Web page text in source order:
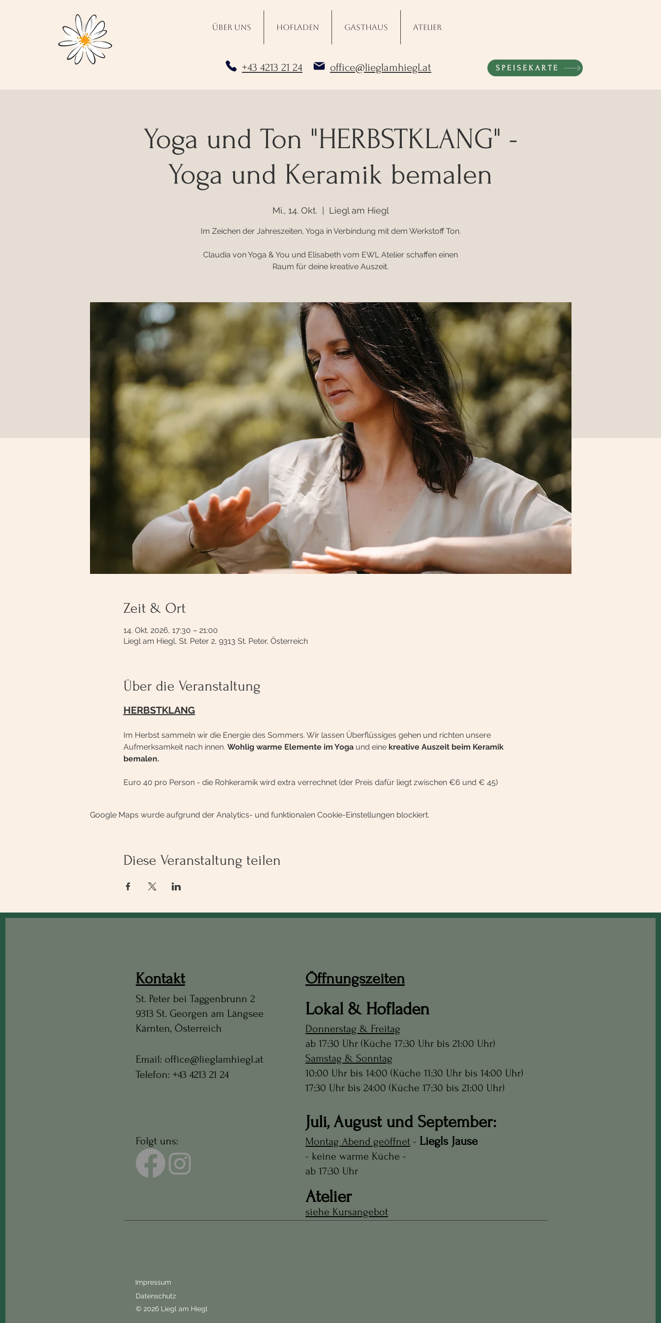
Über uns Hofladen Gasthaus Atelier
+43 4213 21 24 office@lieglamhiegl.at SPEISEKARTE
Yoga und Ton "HERBSTKLANG" -
Yoga und Keramik bemalen
Mi., 14. Okt.
  |
Liegl am Hiegl
Im Zeichen der Jahreszeiten, Yoga in Verbindung mit dem Werkstoff Ton.
Claudia von Yoga & You und Elisabeth vom EWL Atelier schaffen einen
Raum für deine kreative Auszeit.
Zeit & Ort
14. Okt. 2026, 17:30 – 21:00
Liegl am Hiegl, St. Peter 2, 9313 St. Peter, Österreich
Über die Veranstaltung
HERBSTKLANG
Im Herbst sammeln wir die Energie des Sommers. Wir lassen Überflüssiges gehen und richten unsere
Aufmerksamkeit nach innen. Wohlig warme Elemente im Yoga und eine kreative Auszeit beim Keramik
bemalen.
Euro 40 pro Person - die Rohkeramik wird extra verrechnet (der Preis dafür liegt zwischen €6 und € 45)
Google Maps wurde aufgrund der Analytics- und funktionalen Cookie-Einstellungen blockiert.
Diese Veranstaltung teilen
Kontakt Öffnungszeiten
St. Peter bei Taggenbrunn 2
9313 St. Georgen am Längsee
Kärnten, Österreich
Email: office@lieglamhiegl.at
Telefon: +43 4213 21 24
Folgt uns:
Lokal & Hofladen
Donnerstag & Freitag
ab 17:30 Uhr (Küche 17:30 Uhr bis 21:00 Uhr)
Samstag & Sonntag
10:00 Uhr bis 14:00 (Küche 11:30 Uhr bis 14:00 Uhr)
17:30 Uhr bis 24:00 (Küche 17:30 bis 21:00 Uhr)
Juli, August und September:
Montag Abend geöffnet - Liegls Jause
- keine warme Küche -
ab 17:30 Uhr
Atelier
siehe Kursangebot
Impressum
Datenschutz
© 2026 Liegl am Hiegl